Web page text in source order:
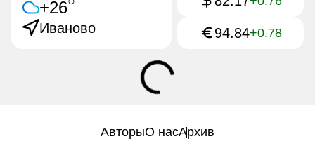
+26
Иваново 94.84+0.78
АвторыО насАрхив